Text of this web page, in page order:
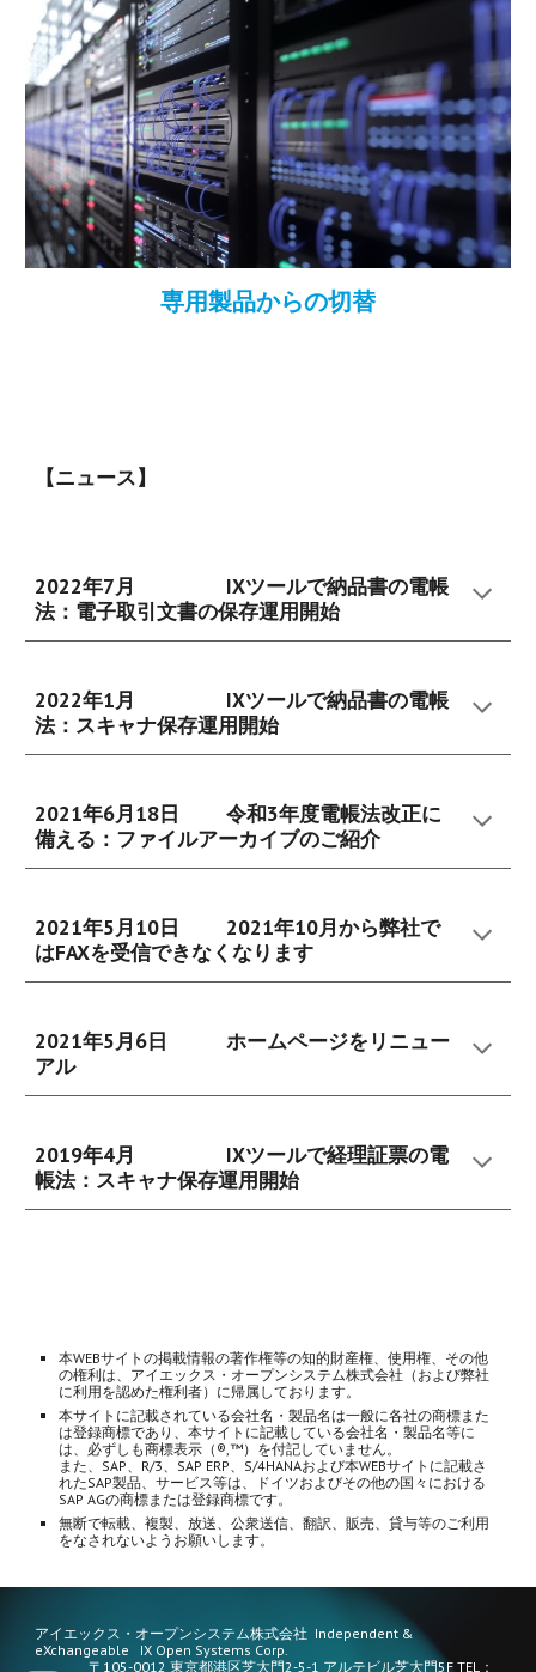
専用製品からの切替
【ニュース】
2022年7月 IXツールで納品書の電帳
法： 電子取引文書の保存運用開始
2022年1月
IXツールで納品書の電帳
法：スキャナ保存運用開始
2021年6月18日
令和3年度電帳法改正に
備える：ファイルアーカイブのご紹介
2021年5月10日
2021年10月から弊社で
はFAXを受信できなくなります
2021年5月6日
ホームページをリニュー
アル
2019年4月
IXツールで経理証票の電
帳法：スキャナ保存運用開始
本WEBサイトの掲載情報の著作権等の知的財産権、使用権、その他
の権利は、アイエックス・オープンシステム株式会社（および弊社
に利用を認めた権利者）に帰属しております。
本サイトに記載されている会社名・製品名は一般に各社の商標また
は登録商標であり、本サイトに記載している会社名・製品名等に
は、必ずしも商標表示（®,™）を付記していません。
また、SAP、R/3、SAP ERP、S/4HANAおよび本WEBサイトに記載さ
れたSAP製品、サービス等は、ドイツおよびその他の国々における
SAP AGの商標または登録商標です。
無断で転載、複製、放送、公衆送信、翻訳、販売、貸与等のご利用
をなされないようお願いします。
アイエックス・オープンシステム株式会社 Independent &
eXchangeable IX Open Systems Corp.
〒105-0012 東京都港区芝大門2-5-1 アルテビル芝大門5F TEL：